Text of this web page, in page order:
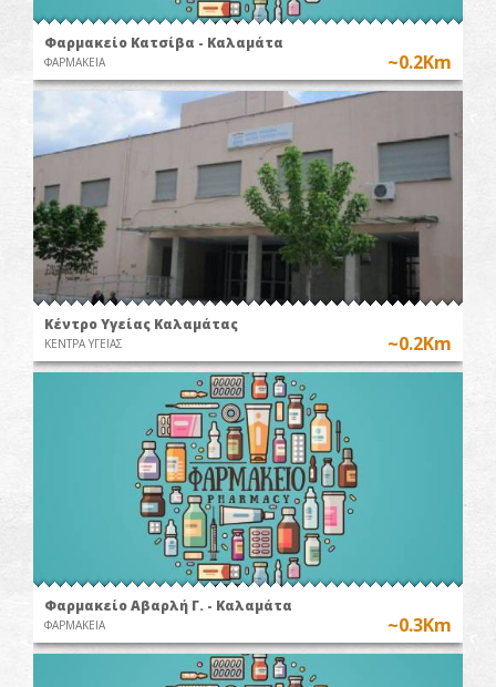
Φαρμακείο Κατσίβα - Καλαμάτα
ΦΑΡΜΑΚΕΙΑ ~0.2Km
Κέντρο Υγείας Καλαμάτας
ΚΕΝΤΡΑ ΥΓΕΙΑΣ ~0.2Km
Φαρμακείο Αβαρλή Γ. - Καλαμάτα
ΦΑΡΜΑΚΕΙΑ ~0.3Km